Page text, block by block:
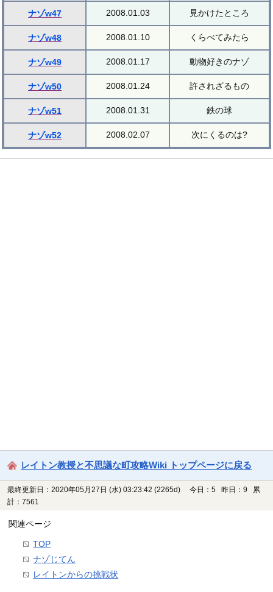
ナゾw47 2008.01.03 見かけたところ
ナゾw48 2008.01.10 くらべてみたら
ナゾw49 2008.01.17 動物好きのナゾ
ナゾw50 2008.01.24 許されざるもの
ナゾw51 2008.01.31 鉄の球
ナゾw52 2008.02.07 次にくるのは?
レイトン教授と不思議な町攻略Wiki トップページに戻る
最終更新日：2020年05月27日 (水) 03:23:42 (2265d)
今日：5 昨日：9 累
計：7561
関連ページ
TOP
ナゾじてん
レイトンからの挑戦状